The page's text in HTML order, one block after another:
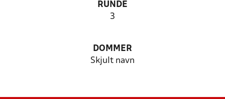
RUNDE
3
DOMMER
Skjult navn